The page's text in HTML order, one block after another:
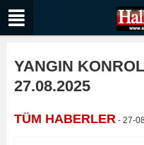
YANGIN
27.08.2025
TÜM HABERLER - 27-